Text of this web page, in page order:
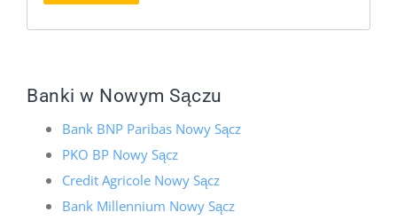
Banki w Nowym Sączu
Bank BNP Paribas Nowy Sącz
PKO BP Nowy Sącz
Credit Agricole Nowy Sącz
Bank Millennium Nowy Sącz